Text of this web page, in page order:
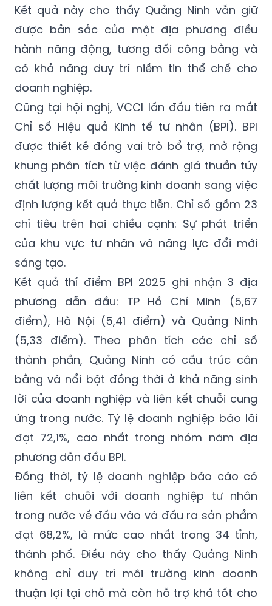
Kết quả này cho thấy Quảng Ninh vẫn giữ
được bản sắc của một địa phương điều
hành năng động, tương đối công bằng và
có khả năng duy trì niềm tin thể chế cho
doanh nghiệp.
Cũng tại hội nghị, VCCI lần đầu tiên ra mắt
Chỉ số Hiệu quả Kinh tế tư nhân (BPI). BPI
được thiết kế đóng vai trò bổ trợ, mở rộng
khung phân tích từ việc đánh giá thuần túy
chất lượng môi trường kinh doanh sang việc
định lượng kết quả thực tiễn. Chỉ số gồm 23
chỉ tiêu trên hai chiều cạnh: Sự phát triển
của khu vực tư nhân và năng lực đổi mới
sáng tạo.
Kết quả thí điểm BPI 2025 ghi nhận 3 địa
phương dẫn đầu: TP Hồ Chí Minh (5,67
điểm), Hà Nội (5,41 điểm) và Quảng Ninh
(5,33 điểm). Theo phân tích các chỉ số
thành phần, Quảng Ninh có cấu trúc cân
bằng và nổi bật đồng thời ở khả năng sinh
lời của doanh nghiệp và liên kết chuỗi cung
ứng trong nước. Tỷ lệ doanh nghiệp báo lãi
đạt 72,1%, cao nhất trong nhóm năm địa
phương dẫn đầu BPI.
Đồng thời, tỷ lệ doanh nghiệp báo cáo có
liên kết chuỗi với doanh nghiệp tư nhân
trong nước về đầu vào và đầu ra sản phẩm
đạt 68,2%, là mức cao nhất trong 34 tỉnh,
thành phố. Điều này cho thấy Quảng Ninh
không chỉ duy trì môi trường kinh doanh
thuận lợi tại chỗ mà còn hỗ trợ khá tốt cho